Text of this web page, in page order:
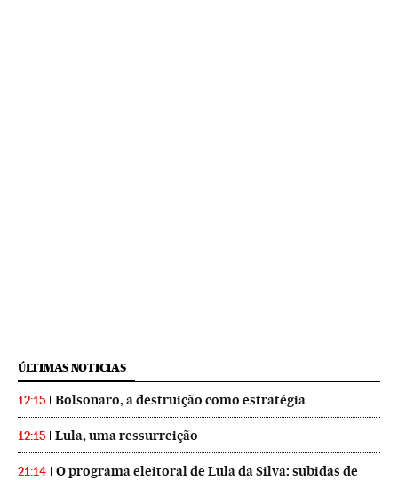
ÚLTIMAS NOTICIAS
12:15 Bolsonaro, a destruição como estratégia
12:15 Lula, uma ressurreição
21:14
O programa eleitoral de Lula da Silva: subidas de